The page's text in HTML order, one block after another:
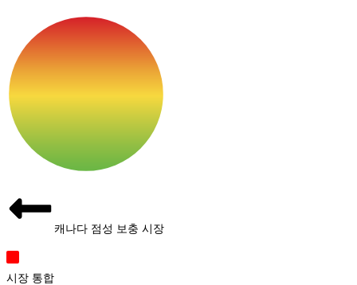
캐나다 점성 보충 시장
시장 통합